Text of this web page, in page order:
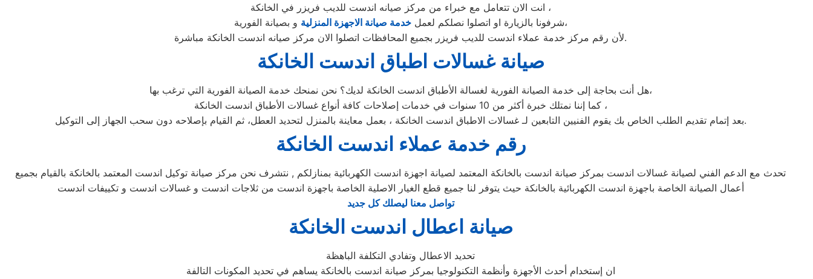
انت الان تتعامل مع خبراء من مركز صيانه اندست للديب فريزر في الخانكة ،
شرفونا بالزيارة او اتصلوا نصلكم لعملخدمة صيانة الاجهزة المنزلية
و بصيانة الفورية،
لأن رقم مركز خدمة عملاء اندست للديب فريزر بجميع المحافظات اتصلوا الان مركز صيانه اندست الخانكة مباشرة.
صيانة غسالات اطباق اندست الخانكة
هل أنت بحاجة إلى خدمة الصيانة الفورية لغسالة الأطباق اندست الخانكة لديك؟ نحن نمنحك خدمة الصيانة الفورية التي ترغب بها،
كما إننا نمتلك خبرة أكثر من 10 سنوات في خدمات إصلاحات كافة أنواع غسالات الأطباق اندست الخانكة ،
بعد إتمام تقديم الطلب الخاص بك يقوم الفنيين التابعين لـ غسالات الاطباق اندست الخانكة ، بعمل معاينة بالمنزل لتحديد العطل، ثم القيام بإصلاحه دون سحب الجهاز إلى التوكيل.
رقم خدمة عملاء اندست الخانكة
تحدث مع الدعم الفني لصيانة غسالات اندست بمركز صيانة اندست بالخانكة المعتمد لصيانة اجهزة اندست الكهربائية بمنازلكم , نتشرف نحن مركز صيانة توكيل اندست المعتمد بالخانكة بالقيام بجميع
أعمال الصيانة الخاصة باجهزة اندست الكهربائية بالخانكة حيث يتوفر لنا جميع قطع الغيار الاصلية الخاصة باجهزة اندست من ثلاجات اندست و غسالات اندست و تكييفات اندست
تواصل معنا ليصلك كل جديد
صيانة اعطال اندست الخانكة
تحديد الاعطال وتفادي التكلفة الباهظة
ان إستخدام أحدث الأجهزة وأنظمة التكنولوجيا بمركز صيانة اندست بالخانكة يساهم في تحديد المكونات التالفة